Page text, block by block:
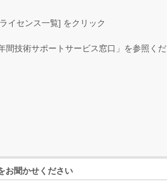
イセンス一覧] をクリック
間技術サポートサービス窓口」を参照くだ
お聞かせください